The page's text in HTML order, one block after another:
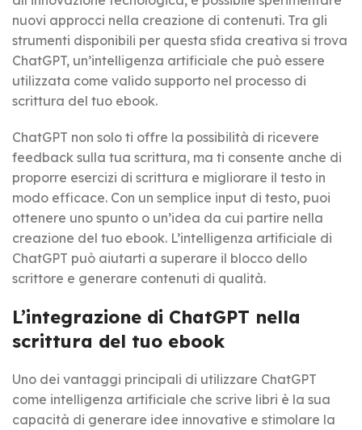
nuovi approcci nella creazione di contenuti. Tra gli
strumenti disponibili per questa sfida creativa si trova
ChatGPT, un’intelligenza artificiale che può essere
utilizzata come valido supporto nel processo di
scrittura del tuo ebook.
ChatGPT non solo ti offre la possibilità di ricevere
feedback sulla tua scrittura, ma ti consente anche di
proporre esercizi di scrittura e migliorare il testo in
modo efficace. Con un semplice input di testo, puoi
ottenere uno spunto o un’idea da cui partire nella
creazione del tuo ebook. L’intelligenza artificiale di
ChatGPT può aiutarti a superare il blocco dello
scrittore e generare contenuti di qualità.
L’integrazione di ChatGPT nella
scrittura del tuo ebook
Uno dei vantaggi principali di utilizzare ChatGPT
come intelligenza artificiale che scrive libri è la sua
capacità di generare idee innovative e stimolare la